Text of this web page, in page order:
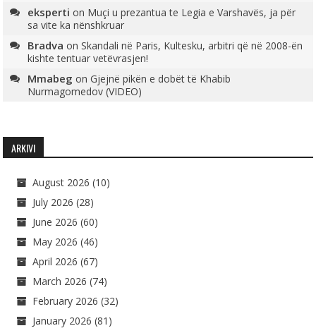
eksperti on Muçi u prezantua te Legia e Varshavës, ja për
sa vite ka nënshkruar
Bradva onSkandali në Paris, Kultesku, arbitri që në 2008-ën
kishte tentuar vetëvrasjen!
Mmabeg onGjejnë pikën e dobët të Khabib
Nurmagomedov (VIDEO)
ARKIVI
August 2026 (10)
July 2026 (28)
June 2026 (60)
May 2026 (46)
April 2026 (67)
March 2026 (74)
February 2026 (32)
January 2026 (81)